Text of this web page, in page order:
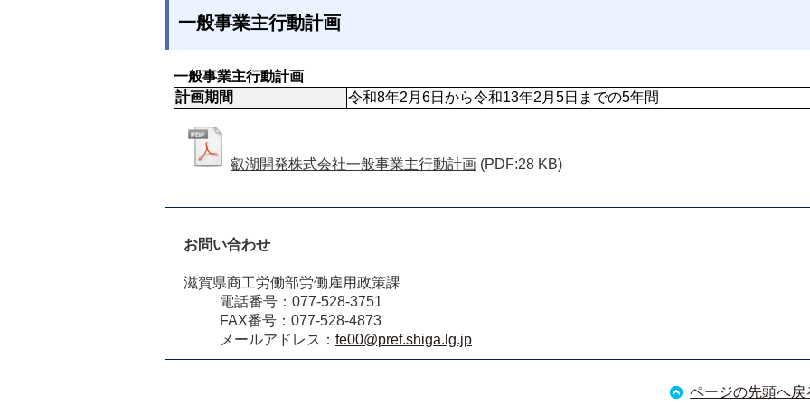
一般事業主行動計画
一般事業主行動計画
計画期間
令和8年2月6日から令和13年2月5日までの5年間
叡湖開発株式会社一般事業主行動計画 (PDF:28 KB)
お問い合わせ
滋賀県商工労働部労働雇用政策課
電話番号：077-528-3751
FAX番号：077-528-4873
メールアドレス： fe00@pref.shiga.lg.jp
ページの先頭へ戻